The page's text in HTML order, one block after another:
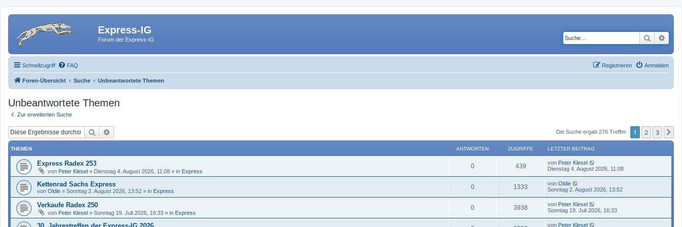
Express-IG
Forum der Express-IG Suche
Schnellzugriff FAQ Anmelden
Registrieren
Foren-Übersicht Suche Unbeantwortete Themen
Unbeantwortete Themen
Zur erweiterten Suche
Suche Die Suche ergab 276 Treffer 1 2 3
THEMEN ANTWORTEN ZUGRIFFE LETZTER BEITRAG
Express Radex 253
von Peter Klesel » Dienstag 4. August 2026, 11:08 » in Express
0 439 von Peter Klesel
Dienstag 4. August 2026, 11:08
Kettenrad Sachs Express
von Oldie » Sonntag 2. August 2026, 13:52 » in Express
0 1333 von Oldie
Sonntag 2. August 2026, 13:52
Verkaufe Radex 250
von Peter Klesel » Sonntag 19. Juli 2026, 16:33 » in Express
0 3938 von Peter Klesel
Sonntag 19. Juli 2026, 16:33
von Peter Klesel